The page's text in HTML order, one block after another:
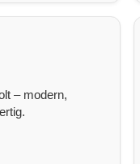
– modern,